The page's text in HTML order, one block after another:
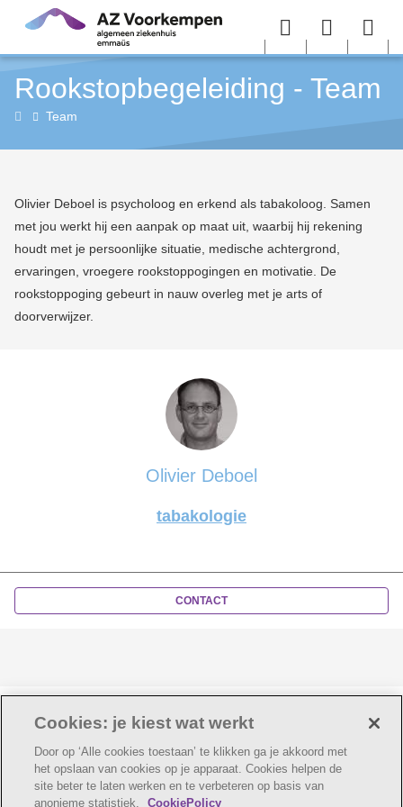
Overslaan en naar de inhoud gaan
Menu User
menu
Rookstopbegeleiding - Team
Rookstopbegeleiding
Team
Olivier Deboel is psycholoog en erkend als tabakoloog. Samen
met jou werkt hij een aanpak op maat uit, waarbij hij rekening
houdt met je persoonlijke situatie, medische achtergrond,
ervaringen, vroegere rookstoppogingen en motivatie. De
rookstoppoging gebeurt in nauw overleg met je arts of
doorverwijzer.
Olivier Deboel
tabakologie
CONTACT
Cookies: je kiest wat werkt
Door op ‘Alle cookies toestaan’ te klikken ga je akkoord met
het opslaan van cookies op je apparaat. Cookies helpen de
site beter te laten werken en te verbeteren op basis van
anonieme statistiek.
CookiePolicy